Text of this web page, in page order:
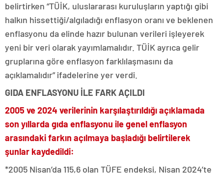
belirtirken “TÜİK, uluslararası kuruluşların yaptığı gibi
halkın hissettiği/algıladığı enflasyon oranı ve beklenen
enflasyonu da elinde hazır bulunan verileri işleyerek
yeni bir veri olarak yayımlamalıdır. TÜİK ayrıca gelir
gruplarına göre enflasyon farklılaşmasını da
açıklamalıdır” ifadelerine yer verdi.
GIDA ENFLASYONU İLE FARK AÇILDI
2005 ve 2024 verilerinin karşılaştırıldığı açıklamada
son yıllarda gıda enflasyonu ile genel enflasyon
arasındaki farkın açılmaya başladığı belirtilerek
şunlar kaydedildi:
*2005 Nisan’da 115,6 olan TÜFE endeksi, Nisan 2024’te